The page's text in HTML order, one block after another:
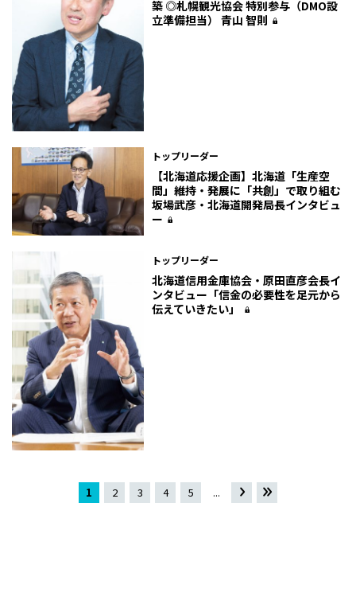
築 ◎札幌観光協会 特別参与（DMO設
立準備担当） 青山 智則
トップリーダー
【北海道応援企画】北海道「生産空
間」維持・発展に「共創」で取り組む――
坂場武彦・北海道開発局長インタビュ
ー
トップリーダー
北海道信用金庫協会・原田直彦会長イ
ンタビュー「信金の必要性を足元から
伝えていきたい」
1 2 3 4 5 ... »